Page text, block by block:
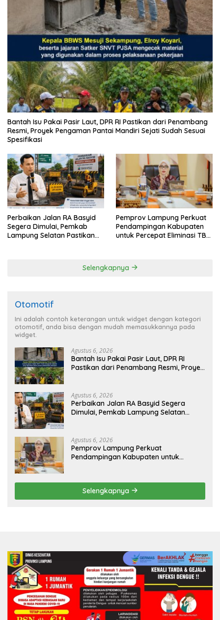
Bantah Isu Pakai Pasir Laut, DPR RI Pastikan dari Penambang
Resmi, Proyek Pengaman Pantai Mandiri Sejati Sudah Sesuai
Spesifikasi
Perbaikan Jalan RA Basyid
Segera Dimulai, Pemkab
Lampung Selatan Pastikan
Pemprov Lampung Perkuat
Pendampingan Kabupaten
untuk Percepat Eliminasi TBC
Selengkapnya
Otomotif
Ini adalah contoh keterangan untuk widget dengan kategori
otomotif, anda bisa dengan mudah memasukkannya pada
widget.
Agustus 6, 2026
Bantah Isu Pakai Pasir Laut, DPR RI
Pastikan dari Penambang Resmi, Proyek
Agustus 6, 2026
Perbaikan Jalan RA Basyid Segera
Dimulai, Pemkab Lampung Selatan
Agustus 6, 2026
Pemprov Lampung Perkuat
Pendampingan Kabupaten untuk
Selengkapnya